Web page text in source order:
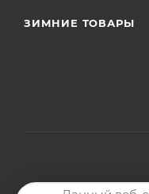
ЗИМНИЕ ТОВАРЫ